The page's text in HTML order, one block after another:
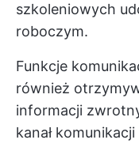
szkoleniowych
roboczym.
Funkcje
również
informacji
kanał